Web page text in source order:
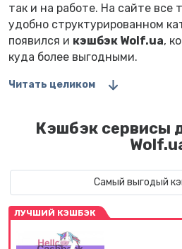
так и на работе. На сайте все
удобно структурированном
появился и кэшбэк Wolf.ua,
куда более выгодными.
Читать целиком
Кэшбэк сервисы
Самый выгодый
ЛУЧШИЙ КЭШБЭК